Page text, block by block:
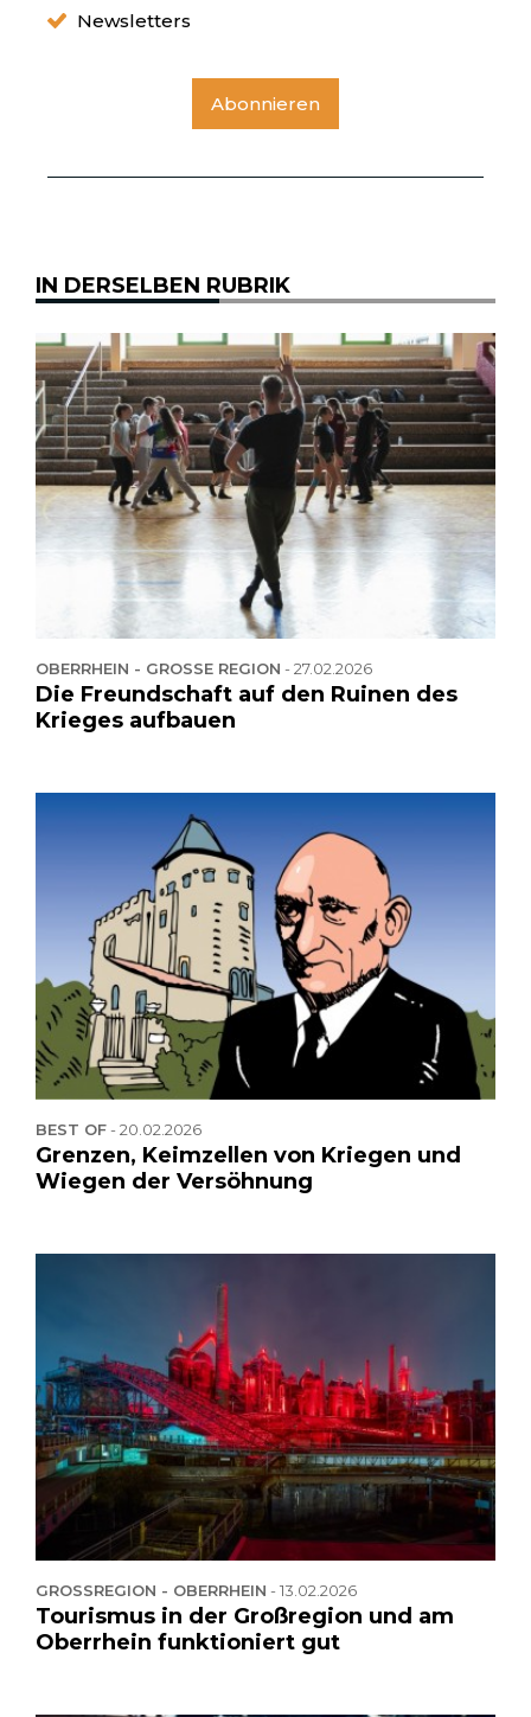
Newsletters
Abonnieren
IN DERSELBEN RUBRIK
OBERRHEIN - GROSSE REGION -27.02.2026
Die Freundschaft auf den Ruinen des
Krieges aufbauen
BEST OF-20.02.2026
Grenzen, Keimzellen von Kriegen und
Wiegen der Versöhnung
GROSSREGION - OBERRHEIN -13.02.2026
Tourismus in der Großregion und am
Oberrhein funktioniert gut